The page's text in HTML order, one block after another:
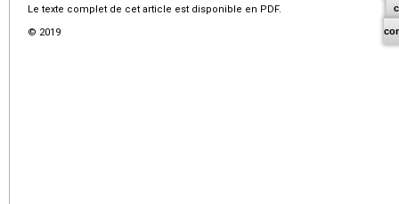
Le texte complet de cet article est disponible en PDF.
© 2019